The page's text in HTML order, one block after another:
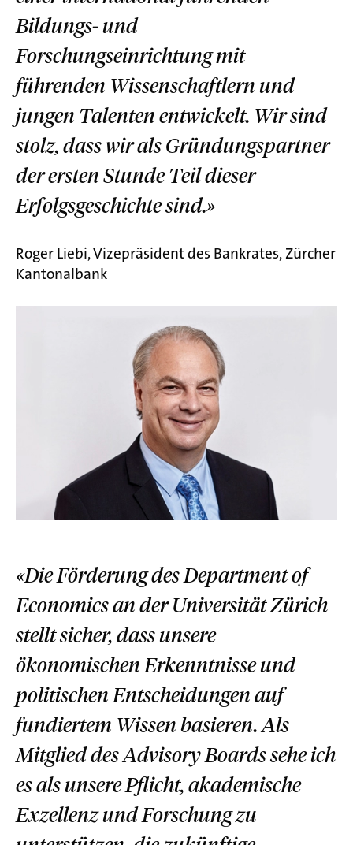
Bildungs- und
Forschungseinrichtung mit
führenden Wissenschaftlern und
jungen Talenten entwickelt. Wir sind
stolz, dass wir als Gründungspartner
der ersten Stunde Teil dieser
Erfolgsgeschichte sind.»
Roger Liebi, Vizepräsident des Bankrates, Zürcher
Kantonalbank
«Die Förderung des Department of
Economics an der Universität Zürich
stellt sicher, dass unsere
ökonomischen Erkenntnisse und
politischen Entscheidungen auf
fundiertem Wissen basieren. Als
Mitglied des Advisory Boards sehe ich
es als unsere Pflicht, akademische
Exzellenz und Forschung zu